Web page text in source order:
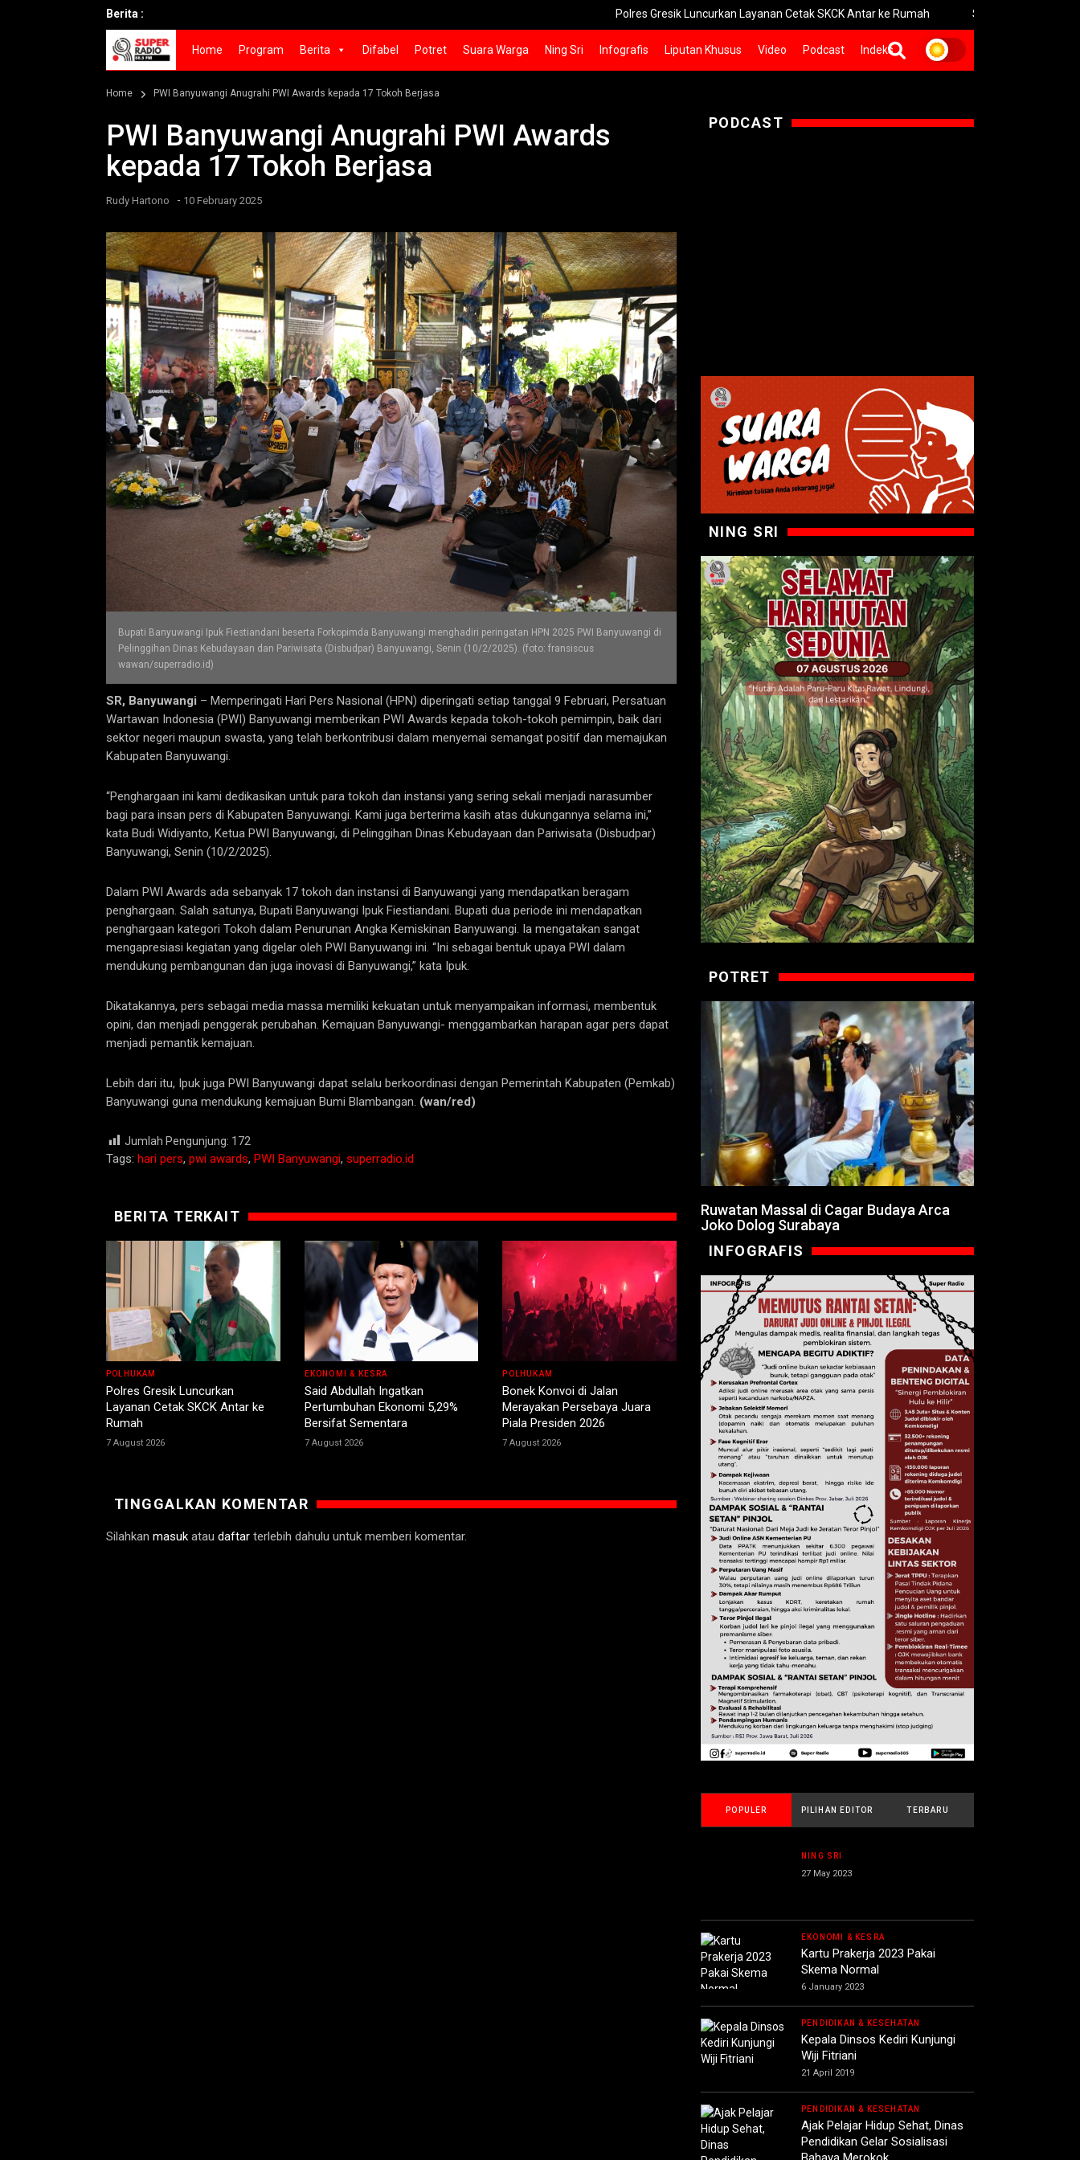
Berita : Polres Gresik Luncurkan Layanan Cetak SKCK Antar ke Rumah Selamat Hari Hutan Sedunia
Home Program Berita Difabel Potret Suara Warga Ning Sri Infografis Liputan Khusus Video Podcast Indeks
Home PWI Banyuwangi Anugrahi PWI Awards kepada 17 Tokoh Berjasa
PWI Banyuwangi Anugrahi PWI Awards
kepada 17 Tokoh Berjasa
Rudy Hartono - 10 February 2025
Bupati Banyuwangi Ipuk Fiestiandani beserta Forkopimda Banyuwangi menghadiri peringatan HPN 2025 PWI Banyuwangi di
Pelinggihan Dinas Kebudayaan dan Pariwisata (Disbudpar) Banyuwangi, Senin (10/2/2025). (foto: fransiscus
wawan/superradio.id)
SR, Banyuwangi – Memperingati Hari Pers Nasional (HPN) diperingati setiap tanggal 9 Februari, Persatuan
Wartawan Indonesia (PWI) Banyuwangi memberikan PWI Awards kepada tokoh-tokoh pemimpin, baik dari
sektor negeri maupun swasta, yang telah berkontribusi dalam menyemai semangat positif dan memajukan
Kabupaten Banyuwangi.
“Penghargaan ini kami dedikasikan untuk para tokoh dan instansi yang sering sekali menjadi narasumber
bagi para insan pers di Kabupaten Banyuwangi. Kami juga berterima kasih atas dukungannya selama ini,”
kata Budi Widiyanto, Ketua PWI Banyuwangi, di Pelinggihan Dinas Kebudayaan dan Pariwisata (Disbudpar)
Banyuwangi, Senin (10/2/2025).
Dalam PWI Awards ada sebanyak 17 tokoh dan instansi di Banyuwangi yang mendapatkan beragam
penghargaan. Salah satunya, Bupati Banyuwangi Ipuk Fiestiandani. Bupati dua periode ini mendapatkan
penghargaan kategori Tokoh dalam Penurunan Angka Kemiskinan Banyuwangi. Ia mengatakan sangat
mengapresiasi kegiatan yang digelar oleh PWI Banyuwangi ini. “Ini sebagai bentuk upaya PWI dalam
mendukung pembangunan dan juga inovasi di Banyuwangi,” kata Ipuk.
Dikatakannya, pers sebagai media massa memiliki kekuatan untuk menyampaikan informasi, membentuk
opini, dan menjadi penggerak perubahan. Kemajuan Banyuwangi- menggambarkan harapan agar pers dapat
menjadi pemantik kemajuan.
Lebih dari itu, Ipuk juga PWI Banyuwangi dapat selalu berkoordinasi dengan Pemerintah Kabupaten (Pemkab)
Banyuwangi guna mendukung kemajuan Bumi Blambangan. (wan/red)
Jumlah Pengunjung: 172
Tags: hari pers, pwi awards, PWI Banyuwangi, superradio.id
BERITA TERKAIT
POLHUKAM
Polres Gresik Luncurkan
Layanan Cetak SKCK Antar ke
Rumah
7 August 2026
EKONOMI & KESRA
Said Abdullah Ingatkan
Pertumbuhan Ekonomi 5,29%
Bersifat Sementara
7 August 2026
POLHUKAM
Bonek Konvoi di Jalan
Merayakan Persebaya Juara
Piala Presiden 2026
7 August 2026
TINGGALKAN KOMENTAR
Silahkan masuk atau daftar terlebih dahulu untuk memberi komentar.
PODCAST
NING SRI
POTRET
Ruwatan Massal di Cagar Budaya Arca
Joko Dolog Surabaya
INFOGRAFIS
POPULER PILIHAN EDITOR TERBARU
NING SRI
27 May 2023
EKONOMI & KESRA
Kartu Prakerja 2023 Pakai
Skema Normal
6 January 2023
PENDIDIKAN & KESEHATAN
Kepala Dinsos Kediri Kunjungi
Wiji Fitriani
21 April 2019
PENDIDIKAN & KESEHATAN
Ajak Pelajar Hidup Sehat, Dinas
Pendidikan Gelar Sosialisasi